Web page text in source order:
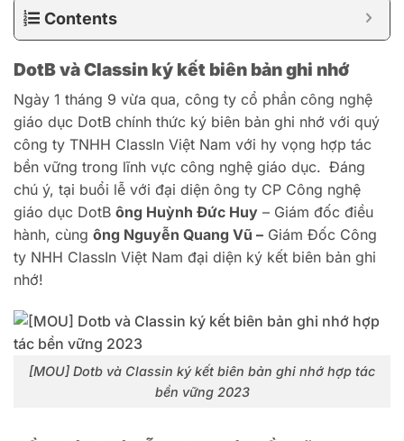
Contents
DotB và Classin ký kết biên bản ghi nhớ
Ngày 1 tháng 9 vừa qua, công ty cổ phần công nghệ
giáo dục DotB chính thức ký biên bản ghi nhớ với quý
công ty TNHH ClassIn Việt Nam với hy vọng hợp tác
bền vững trong lĩnh vực công nghệ giáo dục. Đáng
chú ý, tại buổi lễ với đại diện ông ty CP Công nghệ
giáo dục DotB ông Huỳnh Đức Huy – Giám đốc điều
hành, cùng ông Nguyễn Quang Vũ – Giám Đốc Công
ty NHH ClassIn Việt Nam đại diện ký kết biên bản ghi
nhớ!
[MOU] Dotb và Classin ký kết biên bản ghi nhớ hợp tác
bền vững 2023